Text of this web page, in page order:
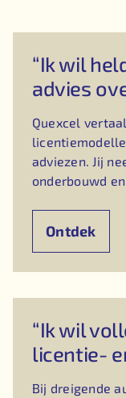
“Ik wil
advies
Quexcel
adviezen. Jij
onderbouwd
Ontdek
“Ik wil
licentie-
Bij dreigende